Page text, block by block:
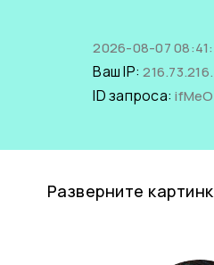
2026-08-07
Ваш IP:
ID запроса:
Разверните